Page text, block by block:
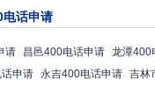
电话申请
请 昌邑400电话申请 龙潭400
申请 永吉400电话申请 吉林